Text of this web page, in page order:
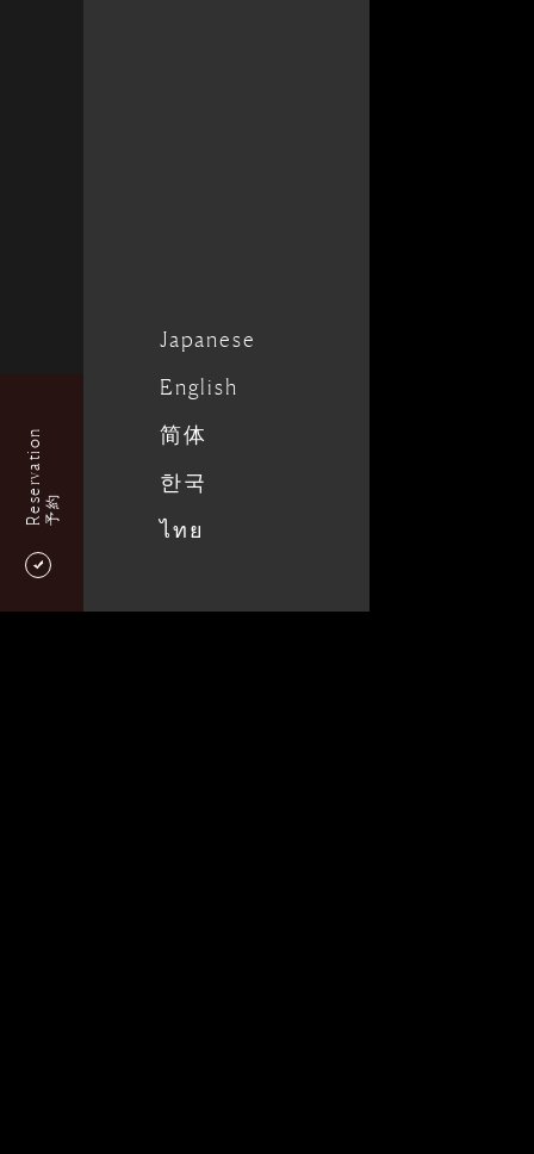
Reservation予約
Japanese
English
简体
한국
ไทย